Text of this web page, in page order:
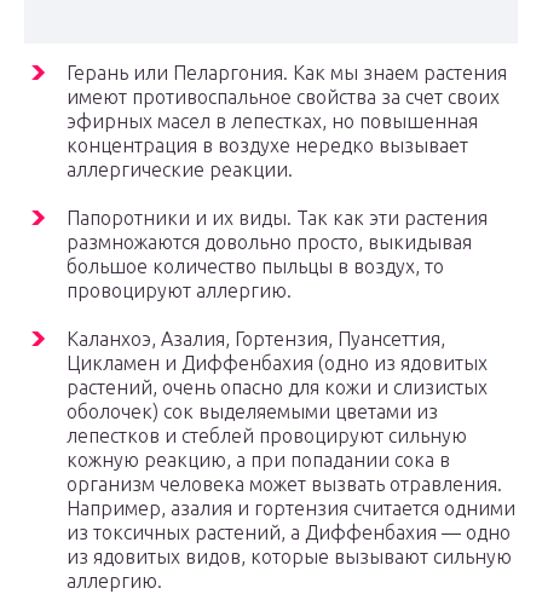
Герань или Пеларгония. Как мы знаем растения
имеют противоспальное свойства за счет своих
эфирных масел в лепестках, но повышенная
концентрация в воздухе нередко вызывает
аллергические реакции.
Папоротники и их виды. Так как эти растения
размножаются довольно просто, выкидывая
большое количество пыльцы в воздух, то
провоцируют аллергию.
Каланхоэ, Азалия, Гортензия, Пуансеттия,
Цикламен и Диффенбахия (одно из ядовитых
растений, очень опасно для кожи и слизистых
оболочек) сок выделяемыми цветами из
лепестков и стеблей провоцируют сильную
кожную реакцию, а при попадании сока в
организм человека может вызвать отравления.
Например, азалия и гортензия считается одними
из токсичных растений, а Диффенбахия — одно
из ядовитых видов, которые вызывают сильную
аллергию.